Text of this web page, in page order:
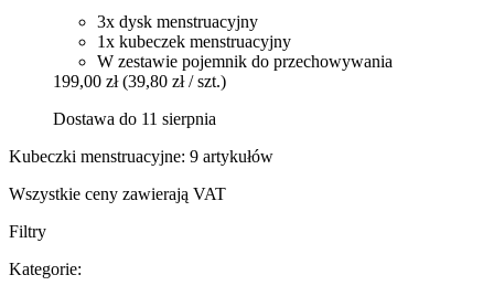
3x dysk menstruacyjny
1x kubeczek menstruacyjny
W zestawie pojemnik do przechowywania
199,00 zł (39,80 zł / szt.)
Dostawa do 11 sierpnia
Kubeczki menstruacyjne: 9 artykułów
Wszystkie ceny zawierają VAT
Filtry
Kategorie: